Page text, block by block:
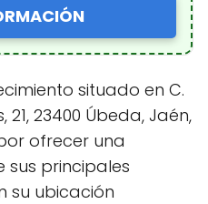
situado en C.
23400 Úbeda, Jaén,
ofrecer una
sus principales
su ubicación